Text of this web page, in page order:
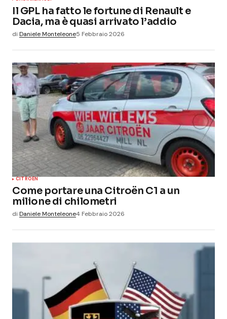
Il GPL ha fatto le fortune di Renault e
Dacia, ma è quasi arrivato l’addio
di Daniele Monteleone5 Febbraio 2026
CITROEN
Come portare una Citroën C1 a un
milione di chilometri
di Daniele Monteleone4 Febbraio 2026